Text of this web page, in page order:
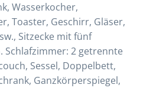
Wasserkocher,
Toaster, Geschirr, Gläser,
Sitzecke mit fünf
Schlafzimmer: 2 getrennte
Sessel, Doppelbett,
Ganzkörperspiegel,